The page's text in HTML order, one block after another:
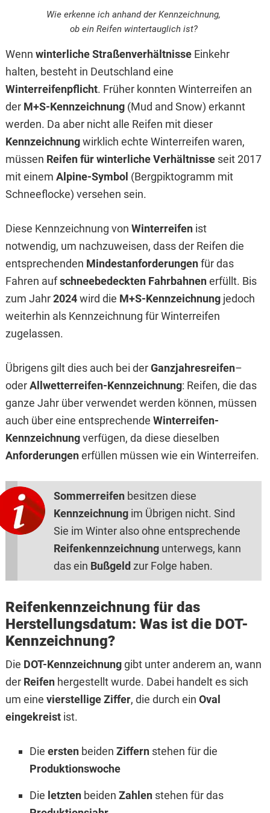
Wie erkenne ich anhand der Kennzeichnung,
ob ein Reifen wintertauglich ist?
Wenn winterliche StraßenverhältnisseEinkehr
halten, besteht in Deutschland eine
Winterreifenpflicht. Früher konnten Winterreifen an
der M+S-Kennzeichnung(Mud and Snow) erkannt
werden. Da aber nicht alle Reifen mit dieser
Kennzeichnungwirklich echte Winterreifen waren,
müssen Reifen für winterliche Verhältnisseseit 2017
mit einem Alpine-Symbol (Bergpiktogramm mit
Schneeflocke) versehen sein.
Diese Kennzeichnung von Winterreifen ist
notwendig, um nachzuweisen, dass der Reifen die
entsprechenden Mindestanforderungenfür das
Fahren aufschneebedeckten Fahrbahnenerfüllt. Bis
zum Jahr2024wird die M+S-Kennzeichnungjedoch
weiterhin als Kennzeichnung für Winterreifen
zugelassen.
Übrigens gilt dies auch bei derGanzjahresreifen–
oderAllwetterreifen-Kennzeichnung: Reifen, die das
ganze Jahr über verwendet werden können, müssen
auch über eine entsprechende Winterreifen-
Kennzeichnungverfügen, da diese dieselben
Anforderungenerfüllen müssen wie ein Winterreifen.
Sommerreifen besitzen diese
Kennzeichnung im Übrigen nicht. Sind
Sie im Winter also ohne entsprechende
Reifenkennzeichnungunterwegs, kann
das ein Bußgeld zur Folge haben.
Reifenkennzeichnung für das
Herstellungsdatum: Was ist die DOT-
Kennzeichnung?
Die DOT-Kennzeichnunggibt unter anderem an, wann
der Reifen hergestellt wurde. Dabei handelt es sich
um eine vierstellige Ziffer, die durch ein Oval
eingekreistist.
Die ersten beiden Ziffern stehen für die
Produktionswoche
Die letzten beiden Zahlen stehen für das